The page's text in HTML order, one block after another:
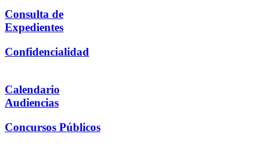
Consulta de
Expedientes
Confidencialidad
Calendario
Audiencias
Concursos Públicos